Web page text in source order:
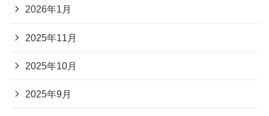
2026年1月
2025年11月
2025年10月
2025年9月